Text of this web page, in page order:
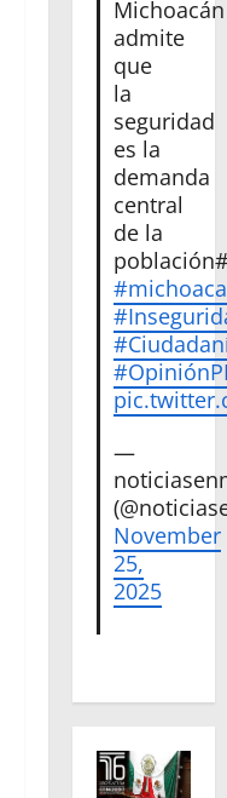
Michoacán
admite
que
la
seguridad
es la
demanda
central
de la
—
November
25,
2025